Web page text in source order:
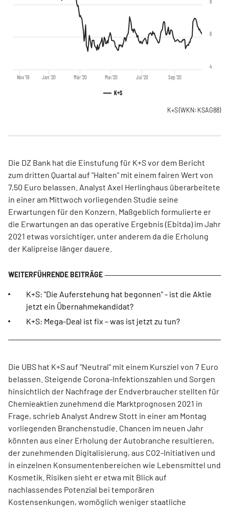
K+S
Nov '19 Jan '20 Mär '20 Mai '20 Jul '20 Sep '20
4
6
K+S(WKN: KSAG88)
Die DZ Bank hat die Einstufung für K+S vor dem Bericht
zum dritten Quartal auf "Halten" mit einem fairen Wert von
7,50 Euro belassen. Analyst Axel Herlinghaus überarbeitete
in einer am Mittwoch vorliegenden Studie seine
Erwartungen für den Konzern. Maßgeblich formulierte er
die Erwartungen an das operative Ergebnis (Ebitda) im Jahr
2021 etwas vorsichtiger, unter anderem da die Erholung
der Kalipreise länger dauere.
K+S: "Die Auferstehung hat begonnen" - ist die Aktie
jetzt ein Übernahmekandidat?
K+S: Mega-Deal ist fix – was ist jetzt zu tun?
Die UBS hat K+S auf "Neutral" mit einem Kursziel von 7 Euro
belassen. Steigende Corona-Infektionszahlen und Sorgen
hinsichtlich der Nachfrage der Endverbraucher stellten für
Chemieaktien zunehmend die Marktprognosen 2021 in
Frage, schrieb Analyst Andrew Stott in einer am Montag
vorliegenden Branchenstudie. Chancen im neuen Jahr
könnten aus einer Erholung der Autobranche resultieren,
der zunehmenden Digitalisierung, aus CO2-Initiativen und
in einzelnen Konsumentenbereichen wie Lebensmittel und
Kosmetik. Risiken sieht er etwa mit Blick auf
nachlassendes Potenzial bei temporären
Kostensenkungen, womöglich weniger staatliche